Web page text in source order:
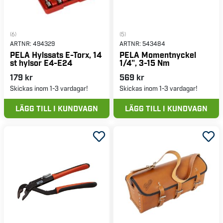
(6)
ARTNR: 494329
PELA Hylssats E-Torx, 14
st hylsor E4-E24
179 kr
Skickas inom 1-3 vardagar!
LÄGG TILL I KUNDVAGN
(5)
ARTNR: 543484
PELA Momentnyckel
1/4", 3-15 Nm
569 kr
Skickas inom 1-3 vardagar!
LÄGG TILL I KUNDVAGN